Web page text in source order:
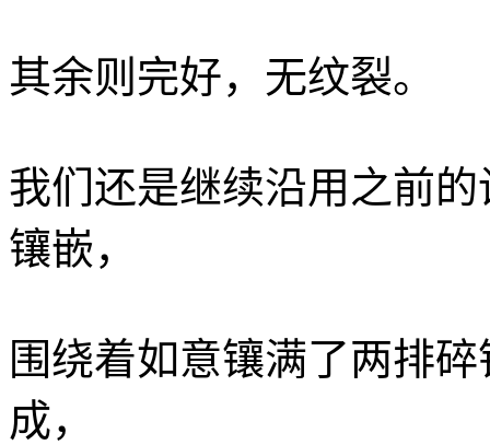
其余则完好，无纹裂。
我们还是继续沿用之前
镶嵌，
围绕着如意镶满了两排
成，